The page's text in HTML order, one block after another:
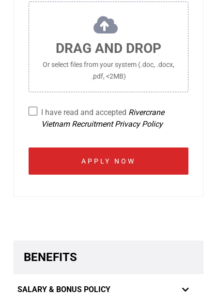
DRAG AND DROP
Or select files from your system (.doc, .docx,
.pdf, <2MB)
I have read and accepted Rivercrane
Vietnam Recruitment Privacy Policy
BENEFITS
SALARY & BONUS POLICY